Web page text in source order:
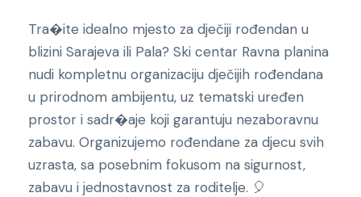
Tra�ite idealno mjesto za dječiji rođendan u
blizini Sarajeva ili Pala? Ski centar Ravna planina
nudi kompletnu organizaciju dječijih rođendana
u prirodnom ambijentu, uz tematski uređen
prostor i sadr�aje koji garantuju nezaboravnu
zabavu. Organizujemo rođendane za djecu svih
uzrasta, sa posebnim fokusom na sigurnost,
zabavu i jednostavnost za roditelje. 🎈